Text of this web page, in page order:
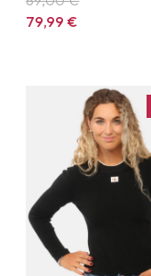
79,99€